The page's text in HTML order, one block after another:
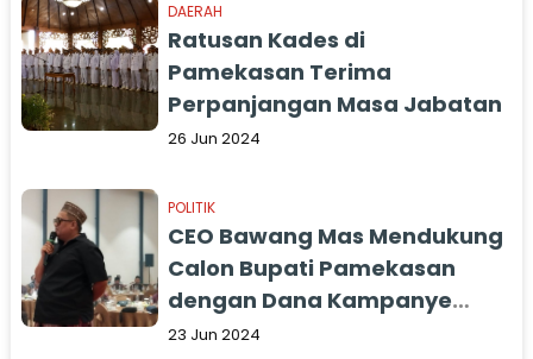
DAERAH
Ratusan Kades di
Pamekasan Terima
Perpanjangan Masa Jabatan
26 Jun 2024
POLITIK
CEO Bawang Mas Mendukung
Calon Bupati Pamekasan
dengan Dana Kampanye
yang Kurang
23 Jun 2024